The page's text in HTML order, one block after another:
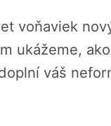
voňaviek
ukážeme,
váš